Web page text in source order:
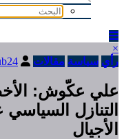
×
رأي سياسة مقالات
علي عكّوش:
التنازل
الأجيال